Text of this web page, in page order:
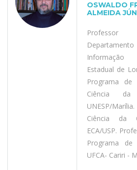
OSWALDO
ALMEIDA
Informação
Estadual de
Programa de
Ciência
UNESP/
Ciência da
ECA/USP.
Programa de
UFCA- Cariri -